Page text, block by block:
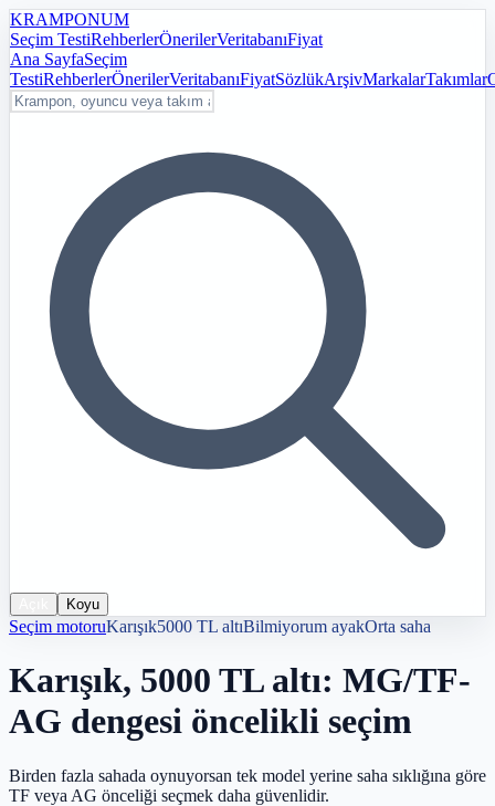
KRAMPONUM
Seçim TestiRehberlerÖnerilerVeritabanıFiyat
Ana SayfaSeçim
TestiRehberlerÖnerilerVeritabanıFiyatSözlükArşivMarkalarTakımlar
Koyu
Seçim motoruKarışık5000 TL altıBilmiyorum ayakOrta saha
Karışık, 5000 TL altı: MG/TF-
AG dengesi öncelikli seçim
Birden fazla sahada oynuyorsan tek model yerine saha sıklığına göre
TF veya AG önceliği seçmek daha güvenlidir.